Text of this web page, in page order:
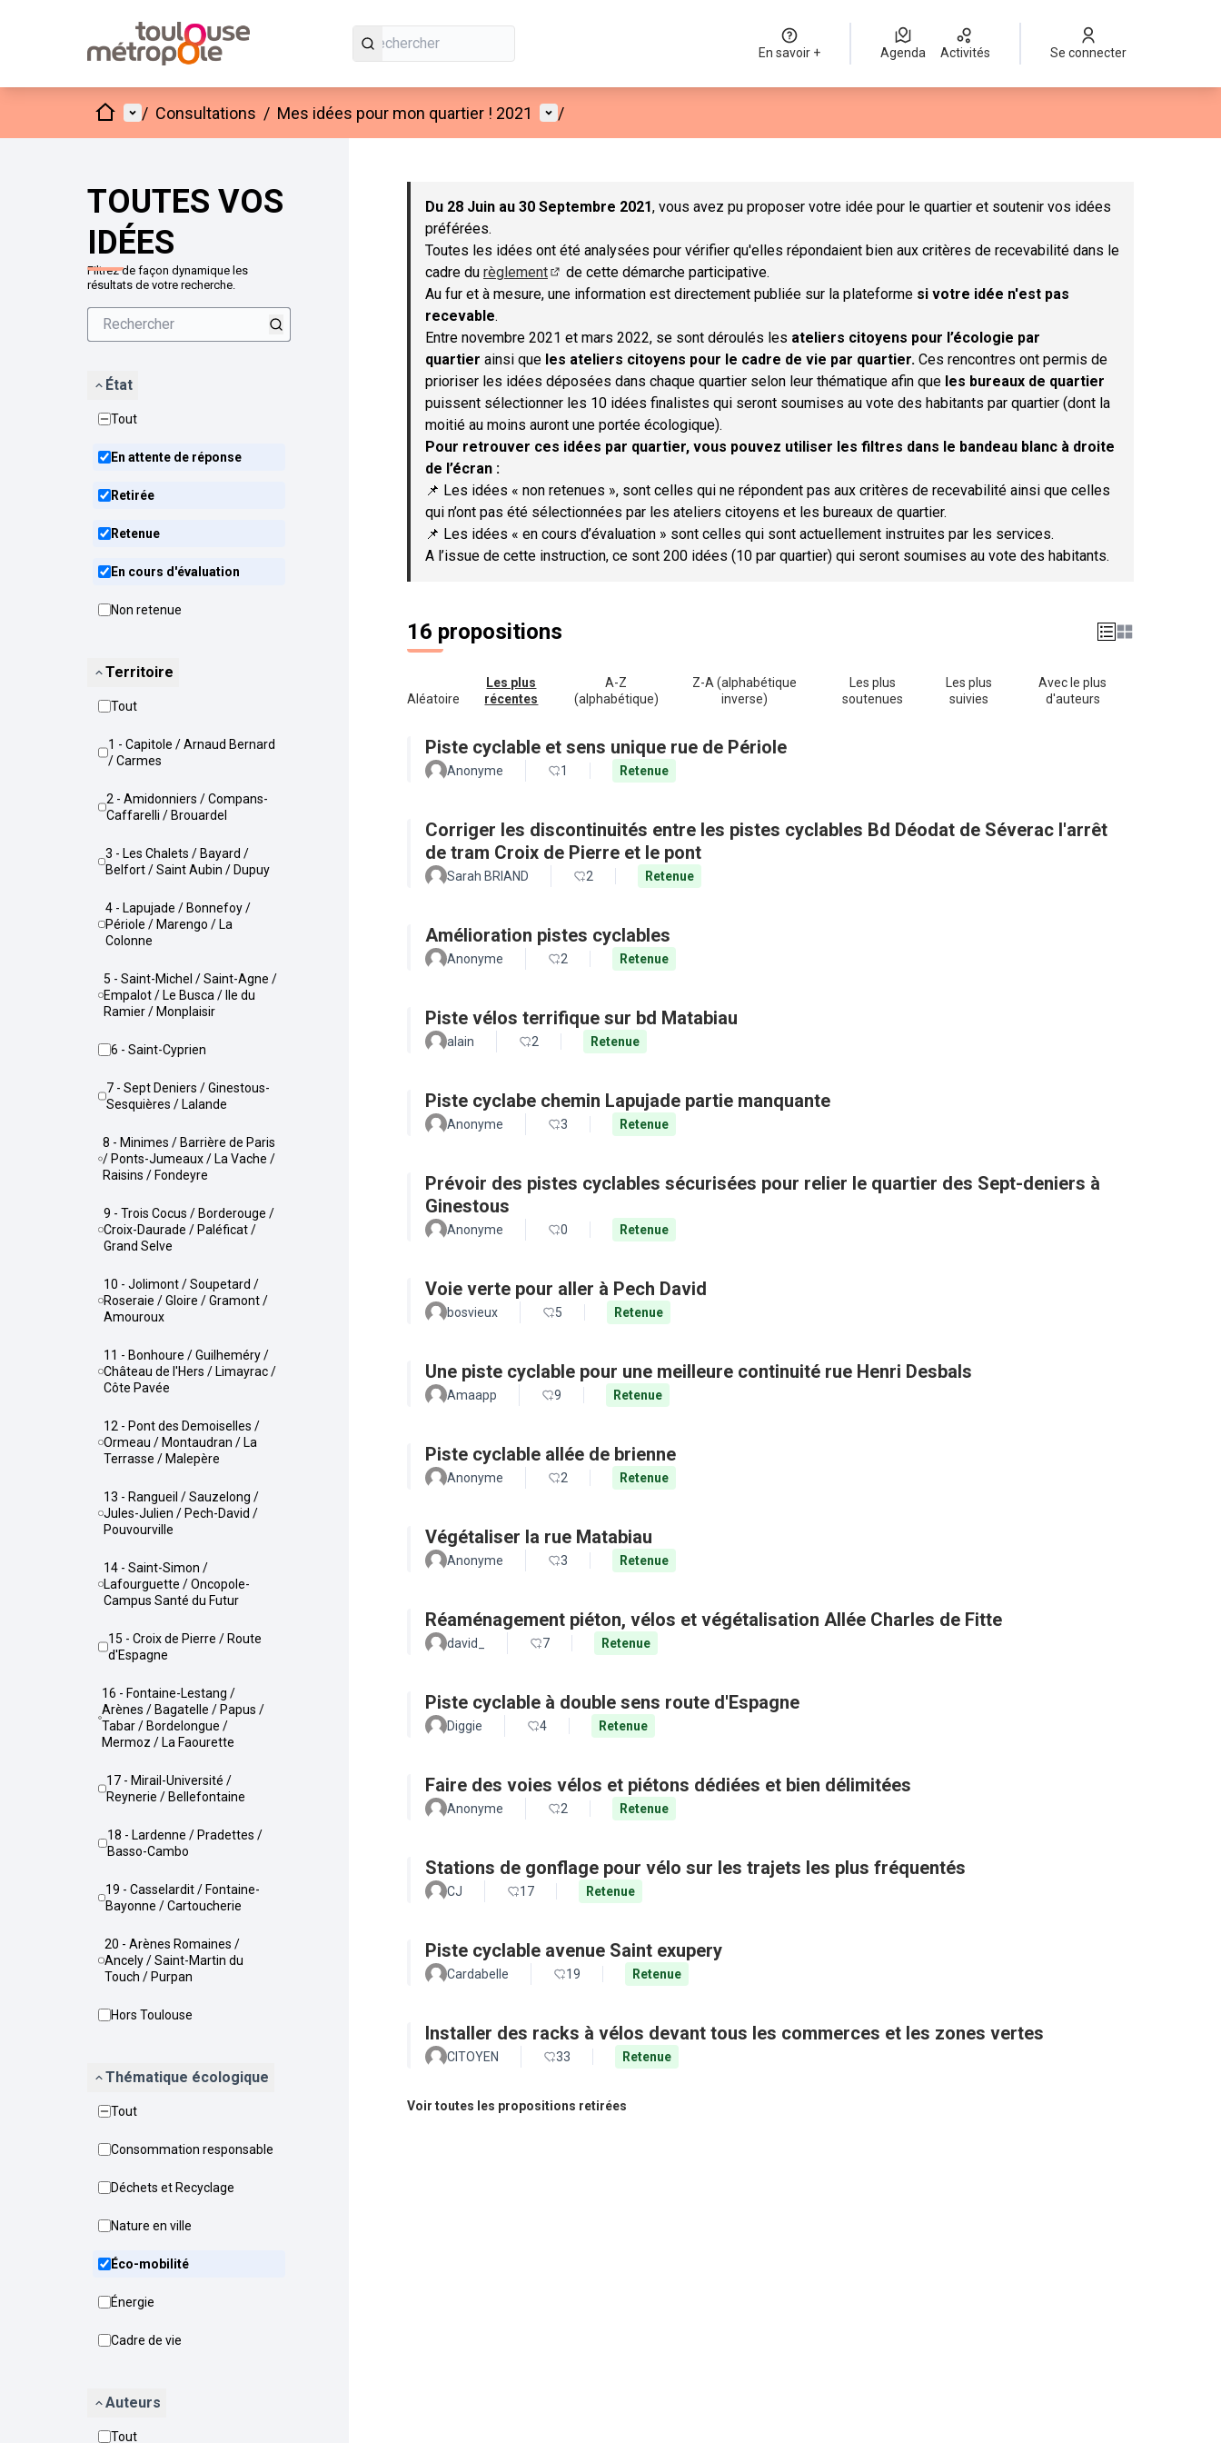
En savoir + Agenda Activités Se connecter
AccueilMenu principal
/ Consultations / Mes idées pour mon quartier ! 2021 Menu utilisateur
/
TOUTES VOS
IDÉES
Filtrez de façon dynamique les
résultats de votre recherche.
État
Tout
En attente de réponse
Retirée
Retenue
En cours d'évaluation
Non retenue
Territoire
Tout
1 - Capitole / Arnaud Bernard
/ Carmes
2 - Amidonniers / Compans-
Caffarelli / Brouardel
3 - Les Chalets / Bayard /
Belfort / Saint Aubin / Dupuy
4 - Lapujade / Bonnefoy /
Périole / Marengo / La
Colonne
5 - Saint-Michel / Saint-Agne /
Empalot / Le Busca / Ile du
Ramier / Monplaisir
6 - Saint-Cyprien
7 - Sept Deniers / Ginestous-
Sesquières / Lalande
8 - Minimes / Barrière de Paris
/ Ponts-Jumeaux / La Vache /
Raisins / Fondeyre
9 - Trois Cocus / Borderouge /
Croix-Daurade / Paléficat /
Grand Selve
10 - Jolimont / Soupetard /
Roseraie / Gloire / Gramont /
Amouroux
11 - Bonhoure / Guilheméry /
Château de l'Hers / Limayrac /
Côte Pavée
12 - Pont des Demoiselles /
Ormeau / Montaudran / La
Terrasse / Malepère
13 - Rangueil / Sauzelong /
Jules-Julien / Pech-David /
Pouvourville
14 - Saint-Simon /
Lafourguette / Oncopole-
Campus Santé du Futur
15 - Croix de Pierre / Route
d'Espagne
16 - Fontaine-Lestang /
Arènes / Bagatelle / Papus /
Tabar / Bordelongue /
Mermoz / La Faourette
17 - Mirail-Université /
Reynerie / Bellefontaine
18 - Lardenne / Pradettes /
Basso-Cambo
19 - Casselardit / Fontaine-
Bayonne / Cartoucherie
20 - Arènes Romaines /
Ancely / Saint-Martin du
Touch / Purpan
Hors Toulouse
Thématique écologique
Tout
Consommation responsable
Déchets et Recyclage
Nature en ville
Éco-mobilité
Énergie
Cadre de vie
Auteurs
Tout
Passer la carte
Du 28 Juin au 30 Septembre 2021, vous avez pu proposer votre idée pour le quartier et soutenir vos idées
préférées.
Toutes les idées ont été analysées pour vérifier qu'elles répondaient bien aux critères de recevabilité dans le
cadre du règlement
(S'ouvre dans un nouvel onglet)
de cette démarche participative.
Au fur et à mesure, une information est directement publiée sur la plateforme si votre idée n'est pas
recevable.
Entre novembre 2021 et mars 2022, se sont déroulés les ateliers citoyens pour l’écologie par
quartier ainsi que les ateliers citoyens pour le cadre de vie par quartier. Ces rencontres ont permis de
prioriser les idées déposées dans chaque quartier selon leur thématique afin que les bureaux de quartier
puissent sélectionner les 10 idées finalistes qui seront soumises au vote des habitants par quartier (dont la
moitié au moins auront une portée écologique).
Pour retrouver ces idées par quartier, vous pouvez utiliser les filtres dans le bandeau blanc à droite
de l’écran :
📌 Les idées « non retenues », sont celles qui ne répondent pas aux critères de recevabilité ainsi que celles
qui n’ont pas été sélectionnées par les ateliers citoyens et les bureaux de quartier.
📌 Les idées « en cours d’évaluation » sont celles qui sont actuellement instruites par les services.
A l’issue de cette instruction, ce sont 200 idées (10 par quartier) qui seront soumises au vote des habitants.
16 propositions
Aléatoire
Les plus
récentes
A-Z
(alphabétique)
Z-A (alphabétique
inverse)
Les plus
soutenues
Les plus
suivies
Avec le plus
d'auteurs
Piste cyclable et sens unique rue de Périole
Anonyme 1 Retenue
Corriger les discontinuités entre les pistes cyclables Bd Déodat de Séverac l'arrêt
de tram Croix de Pierre et le pont
Sarah BRIAND 2 Retenue
Amélioration pistes cyclables
Anonyme 2 Retenue
Piste vélos terrifique sur bd Matabiau
alain 2 Retenue
Piste cyclabe chemin Lapujade partie manquante
Anonyme 3 Retenue
Prévoir des pistes cyclables sécurisées pour relier le quartier des Sept-deniers à
Ginestous
Anonyme 0 Retenue
Voie verte pour aller à Pech David
bosvieux 5 Retenue
Une piste cyclable pour une meilleure continuité rue Henri Desbals
Amaapp 9 Retenue
Piste cyclable allée de brienne
Anonyme 2 Retenue
Végétaliser la rue Matabiau
Anonyme 3 Retenue
Réaménagement piéton, vélos et végétalisation Allée Charles de Fitte
david_ 7 Retenue
Piste cyclable à double sens route d'Espagne
Diggie 4 Retenue
Faire des voies vélos et piétons dédiées et bien délimitées
Anonyme 2 Retenue
Stations de gonflage pour vélo sur les trajets les plus fréquentés
CJ 17 Retenue
Piste cyclable avenue Saint exupery
Cardabelle 19 Retenue
Installer des racks à vélos devant tous les commerces et les zones vertes
CITOYEN 33 Retenue
Voir toutes les propositions retirées